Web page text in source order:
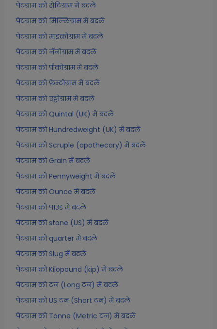
पेटग्राम को सेंटिग्राम में बदलें
पेटग्राम को मिल्लिग्राम में बदलें
पेटग्राम को माइक्रोग्राम में बदलें
पेटग्राम को नॅनोग्राम में बदलें
पेटग्राम को पीकोग्राम में बदलें
पेटग्राम को फ़ेम्टोग्राम में बदलें
पेटग्राम को एट्टोग्राम में बदलें
पेटग्राम को Quintal (UK) में बदलें
पेटग्राम को Hundredweight (UK) में बदलें
पेटग्राम को Scruple (apothecary) में बदलें
पेटग्राम को Grain में बदलें
पेटग्राम को Pennyweight में बदलें
पेटग्राम को Ounce में बदलें
पेटग्राम को पाउंड में बदलें
पेटग्राम को stone (US) में बदलें
पेटग्राम को quarter में बदलें
पेटग्राम को Slug में बदलें
पेटग्राम को Kilopound (kip) में बदलें
पेटग्राम को टन (Long टन) में बदलें
पेटग्राम को US टन (Short टन) में बदलें
पेटग्राम को Tonne (Metric टन) में बदलें